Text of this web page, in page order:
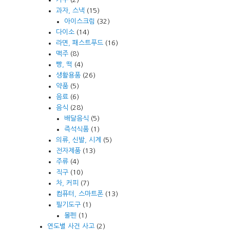
과자, 스낵 (15)
아이스크림 (32)
다이소(14)
라면, 패스트푸드(16)
맥주(8)
빵, 떡 (4)
생활용품(26)
약품(5)
음료(6)
음식 (28)
배달음식 (5)
즉석식품(1)
의류, 신발, 시계
(5)
전자제품(13)
주류(4)
직구(10)
차, 커피
(7)
컴퓨터, 스마트폰(13)
필기도구(1)
볼펜 (1)
연도별 사건 사고 (2)